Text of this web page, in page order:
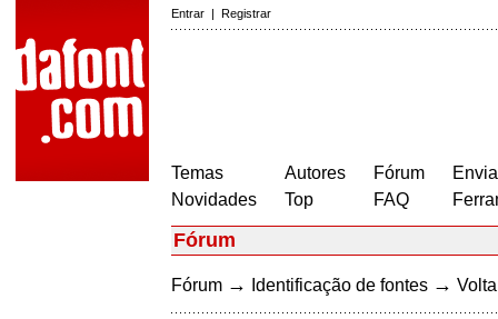
Entrar | Registrar
Temas
Novidades
Autores
Top
Fórum
FAQ
Fórum
Fórum → Identificação de fontes →